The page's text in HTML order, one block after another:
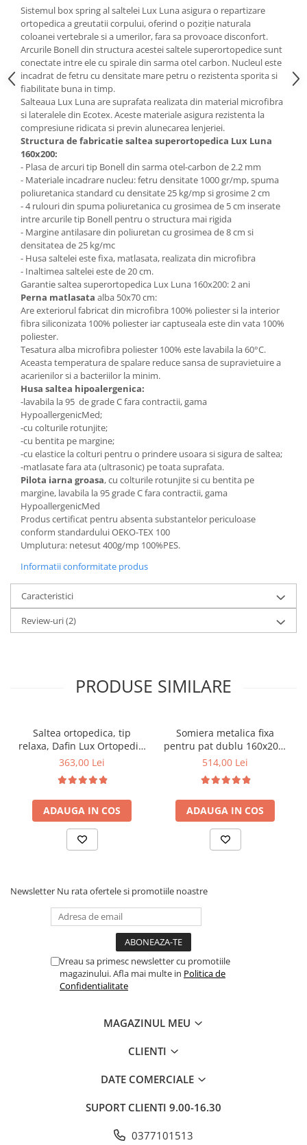
Mobila camera copii
Scaune birou pentru copii
Saltele patuturi copii
Paturi copii
Masa si scaune gradinita
Seturi comode living si dormitor
Sistemul box spring al saltelei Lux Luna asigura o repartizare
ortopedica a greutatii corpului, oferind o poziţie naturala
coloanei vertebrale si a umerilor, fara sa provoace disconfort.
Arcurile Bonell din structura acestei saltele superortopedice sunt
conectate intre ele cu spirale din sarma otel carbon. Nucleul este
incadrat de fetru cu densitate mare petru o rezistenta sporita si
fiabilitate buna in timp.
Salteaua Lux Luna are suprafata realizata din material microfibra
si lateralele din Ecotex. Aceste materiale asigura rezistenta la
compresiune ridicata si previn alunecarea lenjeriei.
Structura de fabricatie saltea superortopedica Lux Luna
160x200:
- Plasa de arcuri tip Bonell din sarma otel-carbon de 2.2 mm
- Materiale incadrare nucleu: fetru densitate 1000 gr/mp, spuma
poliuretanica standard cu densitate 25 kg/mp si grosime 2 cm
- 4 rulouri din spuma poliuretanica cu grosimea de 5 cm inserate
intre arcurile tip Bonell pentru o structura mai rigida
- Margine antilasare din poliuretan cu grosimea de 8 cm si
densitatea de 25 kg/mc
- Husa saltelei este fixa, matlasata, realizata din microfibra
- Inaltimea saltelei este de 20 cm.
Garantie saltea superortopedica Lux Luna 160x200: 2 ani
Perna matlasata alba 50x70 cm:
Are exteriorul fabricat din microfibra 100% poliester si la interior
fibra siliconizata 100% poliester iar captuseala este din vata 100%
poliester.
Tesatura alba microfibra poliester 100% este lavabila la 60°C.
Aceasta temperatura de spalare reduce sansa de supravietuire a
acarienilor si a bacteriilor la minim.
Husa saltea hipoalergenica:
-lavabila la 95 de grade C fara contractii, gama
HypoallergenicMed;
-cu colturile rotunjite;
-cu bentita pe margine;
-cu elastice la colturi pentru o prindere usoara si sigura de saltea;
-matlasate fara ata (ultrasonic) pe toata suprafata.
Pilota iarna groasa, cu colturile rotunjite si cu bentita pe
margine, lavabila la 95 grade C fara contractii, gama
HypoallergenicMed
Produs certificat pentru absenta substantelor periculoase
conform standardului OEKO-TEX 100
Umplutura: netesut 400g/mp 100%PES.
Informatii conformitate produs
Caracteristici
Review-uri(2)
PRODUSE SIMILARE
Saltea ortopedica, tip
relaxa, Dafin Lux Ortopedic,
90x200x21cm, fermitate
tip Bonell, fata vara-iarna,
sistem de aerisire cu
butoni, Salt Confort
363,00 Lei
ADAUGA IN COS
Somiera metalica fixa
pentru pat dublu 160x200,
6 picioare, 32 lamele lemn
saltea ferm, negru
514,00 Lei
ADAUGA IN COS
Newsletter Nu rata ofertele si promotiile noastre
Vreau sa primesc newsletter cu promotiile
magazinului. Afla mai multe in Politica de
Confidentialitate
MAGAZINUL MEU
CLIENTI
DATE COMERCIALE
SUPORT CLIENTI 9.00-16.30
0377101513